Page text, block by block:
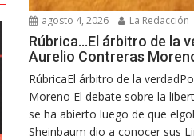
agosto 4, 2026 La Redacción
Rúbrica…El árbitro de la
Aurelio Contreras
RúbricaEl árbitro de la
Moreno El debate sobre la
se ha abierto luego de que
Sheinbaum dio a conocer sus